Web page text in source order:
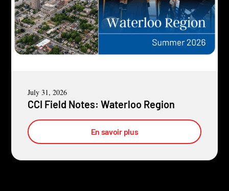
July 31, 2026
CCI Field Notes: Waterloo Region
En savoir plus